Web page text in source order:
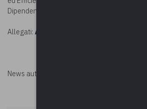
Dipendenti”, predisposta da ENEA.
Allegati: AZIONI PER IL RISPARMIO
News autorizzata da